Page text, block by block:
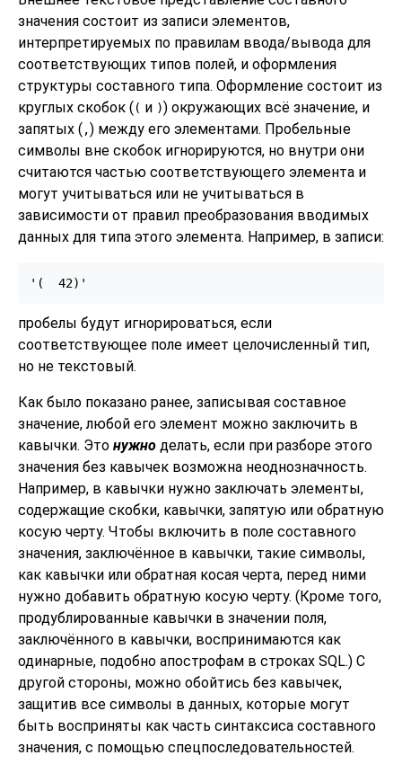
значения состоит из записи элементов,
интерпретируемых по правилам ввода/вывода для
соответствующих типов полей, и оформления
структуры составного типа. Оформление состоит из
круглых скобок ( ( и )) окружающих всё значение, и
запятых ( ,) между его элементами. Пробельные
символы вне скобок игнорируются, но внутри они
считаются частью соответствующего элемента и
могут учитываться или не учитываться в
зависимости от правил преобразования вводимых
данных для типа этого элемента. Например, в записи:
'(  42)'
пробелы будут игнорироваться, если
соответствующее поле имеет целочисленный тип,
но не текстовый.
Как было показано ранее, записывая составное
значение, любой его элемент можно заключить в
кавычки. Это нужно делать, если при разборе этого
значения без кавычек возможна неоднозначность.
Например, в кавычки нужно заключать элементы,
содержащие скобки, кавычки, запятую или обратную
косую черту. Чтобы включить в поле составного
значения, заключённое в кавычки, такие символы,
как кавычки или обратная косая черта, перед ними
нужно добавить обратную косую черту. (Кроме того,
продублированные кавычки в значении поля,
заключённого в кавычки, воспринимаются как
одинарные, подобно апострофам в строках SQL.) С
другой стороны, можно обойтись без кавычек,
защитив все символы в данных, которые могут
быть восприняты как часть синтаксиса составного
значения, с помощью спецпоследовательностей.